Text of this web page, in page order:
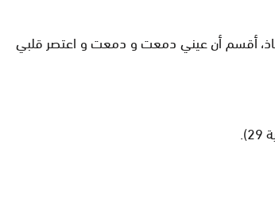
أقسم أن عيني دمعت و دمعت و اعتصر قلبي